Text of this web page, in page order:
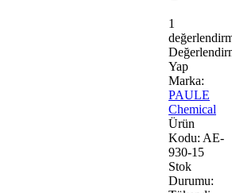
1
Yap
Marka:
PAULE
Chemical
Ürün
Kodu: AE-
930-15
Stok
Durumu: